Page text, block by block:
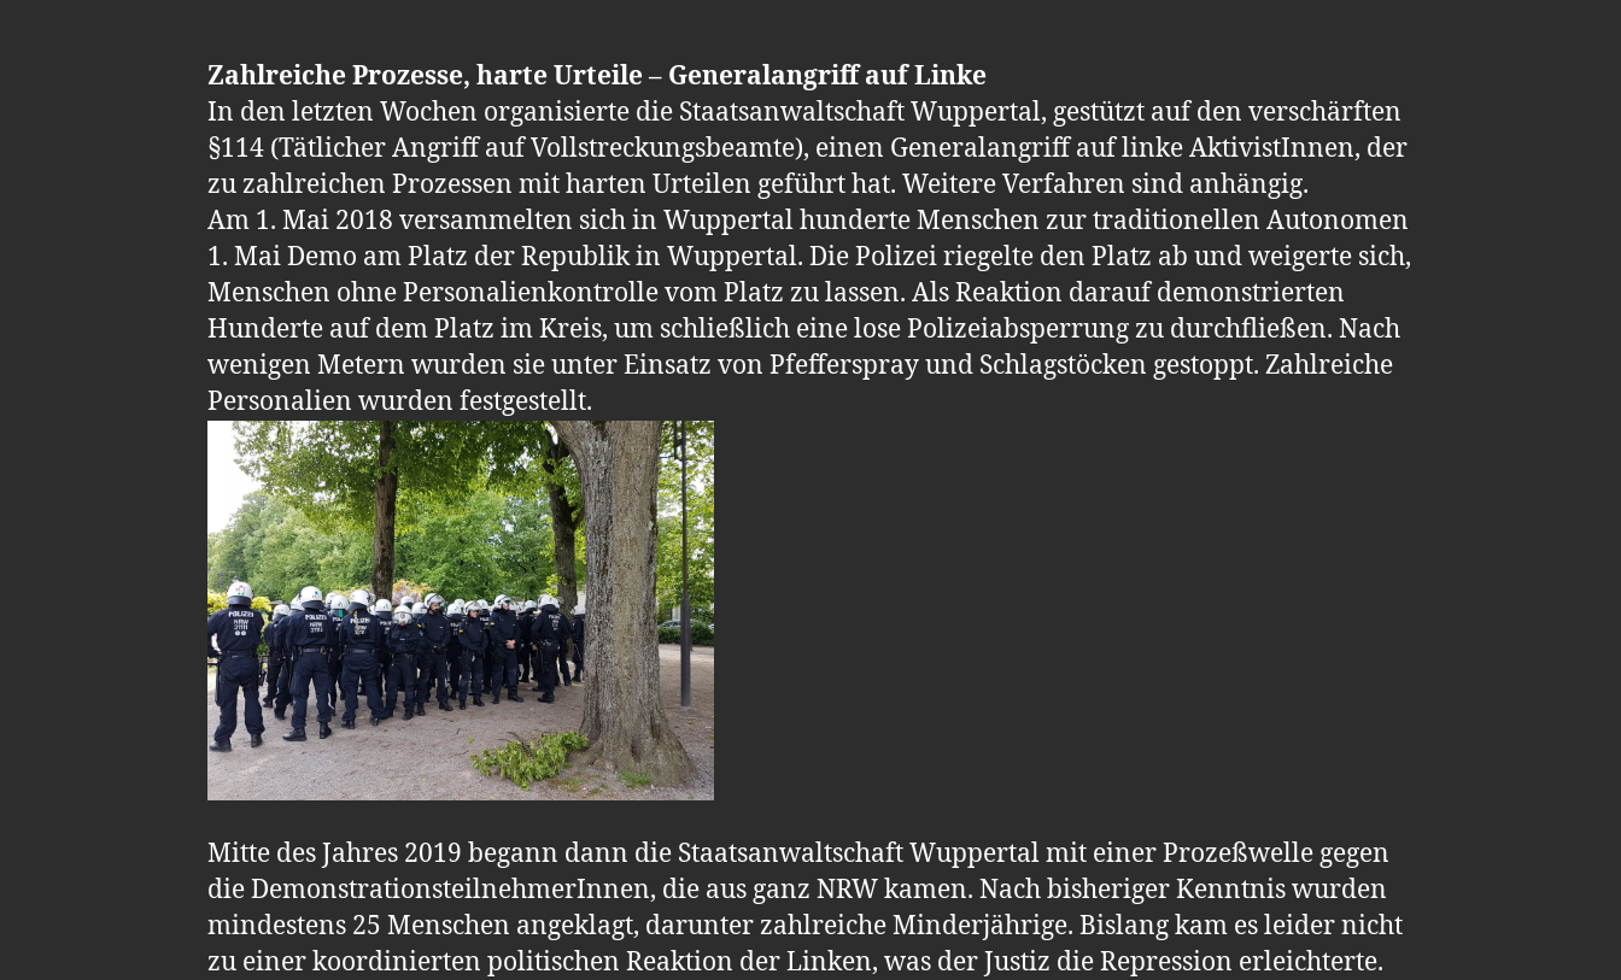
Zahlreiche Prozesse, harte Urteile – Generalangriff auf Linke
In den letzten Wochen organisierte die Staatsanwaltschaft Wuppertal, gestützt auf den verschärften
§114 (Tätlicher Angriff auf Vollstreckungsbeamte), einen Generalangriff auf linke AktivistInnen, der
zu zahlreichen Prozessen mit harten Urteilen geführt hat. Weitere Verfahren sind anhängig.
Am 1. Mai 2018 versammelten sich in Wuppertal hunderte Menschen zur traditionellen Autonomen
1. Mai Demo am Platz der Republik in Wuppertal. Die Polizei riegelte den Platz ab und weigerte sich,
Menschen ohne Personalienkontrolle vom Platz zu lassen. Als Reaktion darauf demonstrierten
Hunderte auf dem Platz im Kreis, um schließlich eine lose Polizeiabsperrung zu durchfließen. Nach
wenigen Metern wurden sie unter Einsatz von Pfefferspray und Schlagstöcken gestoppt. Zahlreiche
Personalien wurden festgestellt.
Mitte des Jahres 2019 begann dann die Staatsanwaltschaft Wuppertal mit einer Prozeßwelle gegen
die DemonstrationsteilnehmerInnen, die aus ganz NRW kamen. Nach bisheriger Kenntnis wurden
mindestens 25 Menschen angeklagt, darunter zahlreiche Minderjährige. Bislang kam es leider nicht
zu einer koordinierten politischen Reaktion der Linken, was der Justiz die Repression erleichterte.